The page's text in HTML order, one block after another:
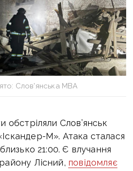
Слов'янська МВА
обстріляли Слов’янськ
М». Атака сталася
21:00. Є влучання
Лісний, повідомляє